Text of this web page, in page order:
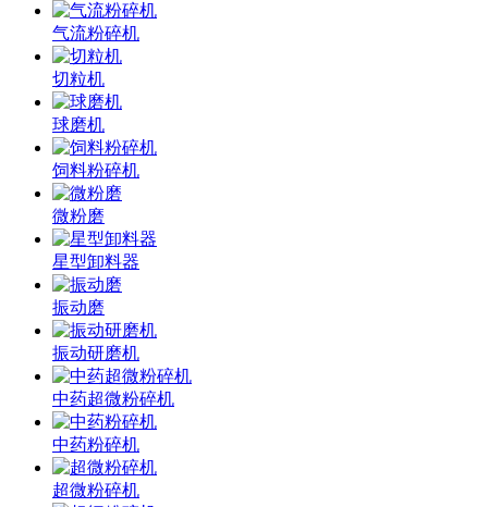
气流粉碎机
切粒机
球磨机
饲料粉碎机
微粉磨
星型卸料器
振动磨
振动研磨机
中药超微粉碎机
中药粉碎机
超微粉碎机